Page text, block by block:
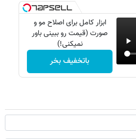
ابزار کامل برای اصلاح مو و
صورت (قیمت رو ببینی باور
نمیکنی!)
باتخفیف بخر